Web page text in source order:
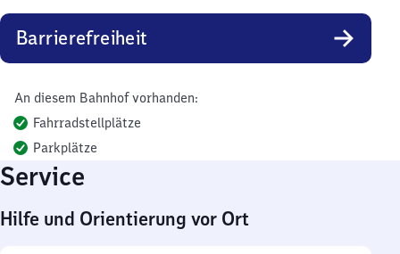
Barrierefreiheit
An diesem Bahnhof vorhanden:
Fahrradstellplätze
Parkplätze
Service
Hilfe und Orientierung vor Ort